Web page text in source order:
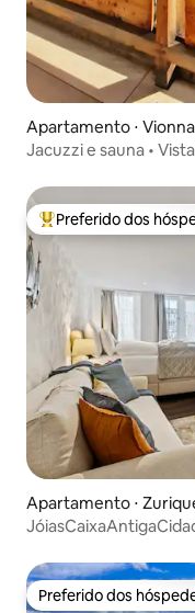
Apartamento ⋅
Jacuzzi e sauna •
Entre os melhores
Preferido dos
Apartamento ⋅
Preferido dos
Preferido dos